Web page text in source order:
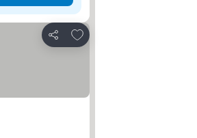
Partilhar
Adicionar aos favoritos